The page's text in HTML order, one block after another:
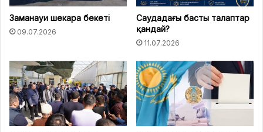
Заманауи шекара бекеті
09.07.2026
Саудадағы басты талаптар
қандай?
11.07.2026